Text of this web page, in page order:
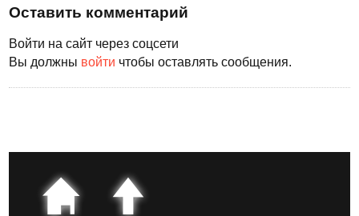
Оставить комментарий
Войти на сайт через соцсети
Вы должны войти чтобы оставлять сообщения.